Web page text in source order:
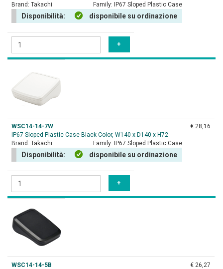
Brand: Takachi Family: IP67 Sloped Plastic Case
Disponibilità: disponibile su ordinazione
WSC14-14-7W
IP67 Sloped Plastic Case Black Color, W140 x D140 x H72
Brand: Takachi Family: IP67 Sloped Plastic Case
Disponibilità: disponibile su ordinazione
€ 28,16
WSC14-14-5B
€ 26,27